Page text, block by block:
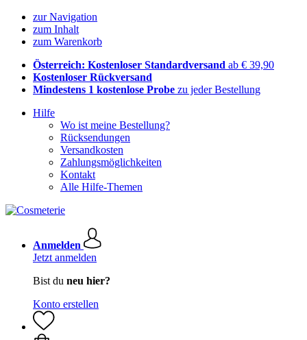
zur Navigation
zum Inhalt
zum Warenkorb
Österreich: Kostenloser Standardversand ab € 39,90
Kostenloser Rückversand
Mindestens 1 kostenlose Probe zu jeder Bestellung
Hilfe
Wo ist meine Bestellung?
Rücksendungen
Versandkosten
Zahlungsmöglichkeiten
Kontakt
Alle Hilfe-Themen
Anmelden
Jetzt anmelden
Bist du neu hier?
Konto erstellen